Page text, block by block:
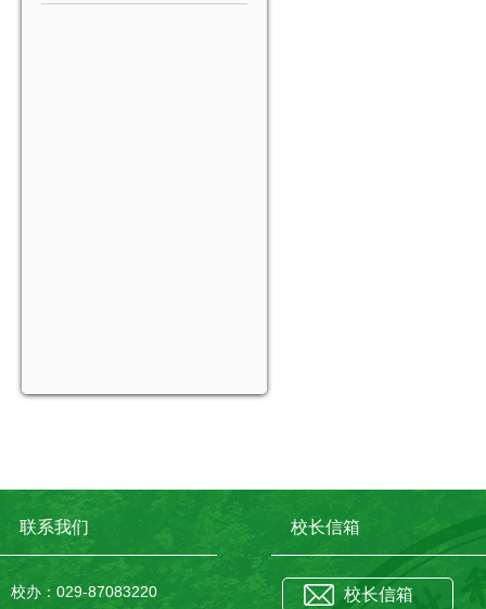
联系我们
校办：029-87083220
校长信箱
校长信箱